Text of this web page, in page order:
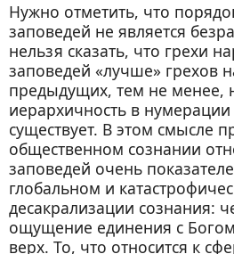
Нужно отметить, что
заповедей не является
нельзя сказать, что грехи
заповедей «лучше» грехов
предыдущих, тем не менее,
иерархичность в
существует. В этом смысле
общественном сознании
заповедей очень
глобальном и
десакрализации сознания:
ощущение единения с
верх. То, что относится к